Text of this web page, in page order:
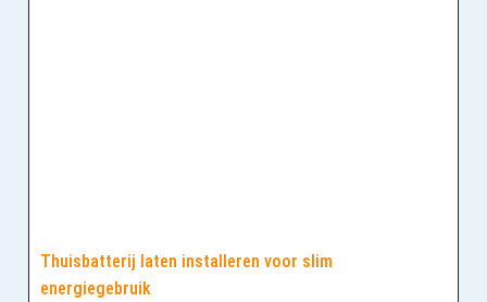
Thuisbatterij laten installeren voor slim
energiegebruik